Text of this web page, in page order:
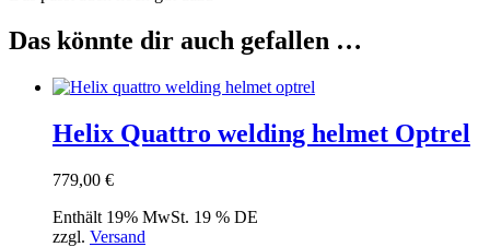
Das könnte dir auch gefallen …
Helix Quattro welding helmet Optrel
779,00 €
Enthält 19% MwSt. 19 % DE
zzgl. Versand